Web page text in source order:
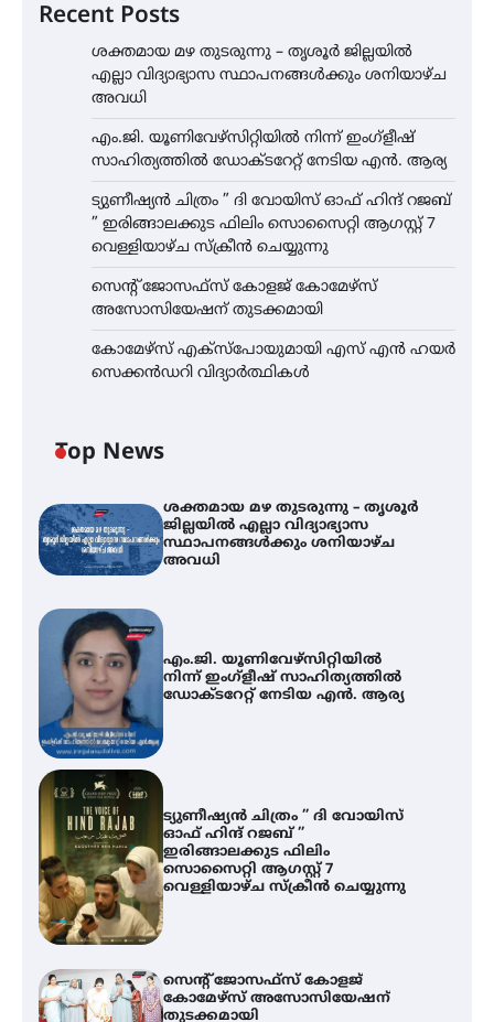
Recent Posts
ശക്തമായ മഴ തുടരുന്നു – തൃശൂർ ജില്ലയിൽ
എല്ലാ വിദ്യാഭ്യാസ സ്ഥാപനങ്ങൾക്കും ശനിയാഴ്ച
അവധി
എം.ജി. യൂണിവേഴ്‌സിറ്റിയിൽ നിന്ന് ഇംഗ്ളീഷ്
സാഹിത്യത്തിൽ ഡോക്ടറേറ്റ് നേടിയ എൻ. ആര്യ
ട്യുണീഷ്യൻ ചിത്രം ” ദി വോയിസ് ഓഫ് ഹിന്ദ് റജബ്
” ഇരിങ്ങാലക്കുട ഫിലിം സൊസൈറ്റി ആഗസ്റ്റ് 7
വെള്ളിയാഴ്ച സ്‌ക്രീൻ ചെയ്യുന്നു
സെന്റ് ജോസഫ്സ് കോളജ് കോമേഴ്‌സ്
അസോസിയേഷന് തുടക്കമായി
കോമേഴ്സ് എക്സ്പോയുമായി എസ് എൻ ഹയർ
സെക്കൻഡറി വിദ്യാർത്ഥികൾ
Top News
ശക്തമായ മഴ തുടരുന്നു – തൃശൂർ
ജില്ലയിൽ എല്ലാ വിദ്യാഭ്യാസ
സ്ഥാപനങ്ങൾക്കും ശനിയാഴ്ച
അവധി
എം.ജി. യൂണിവേഴ്‌സിറ്റിയിൽ
നിന്ന് ഇംഗ്ളീഷ് സാഹിത്യത്തിൽ
ഡോക്ടറേറ്റ് നേടിയ എൻ. ആര്യ
ട്യുണീഷ്യൻ ചിത്രം ” ദി വോയിസ്
ഓഫ് ഹിന്ദ് റജബ് ”
ഇരിങ്ങാലക്കുട ഫിലിം
സൊസൈറ്റി ആഗസ്റ്റ് 7
വെള്ളിയാഴ്ച സ്‌ക്രീൻ ചെയ്യുന്നു
സെന്റ് ജോസഫ്സ് കോളജ്
കോമേഴ്‌സ് അസോസിയേഷന്
തുടക്കമായി